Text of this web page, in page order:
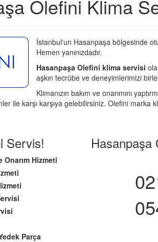
Olefini Klima
İstanbul'un Hasanpaşa bölgesinde
Hemen yanınızdadır.
Hasanpaşa Olefini klima servisi
aşkın tecrübe ve deneyimlerimizi
Klimanızın bakım ve onarımını
ile karşı karşıya gelebilirsiniz. Olefini marka
Servis!
Onarım Hizmeti
Parça
Hasanpaşa